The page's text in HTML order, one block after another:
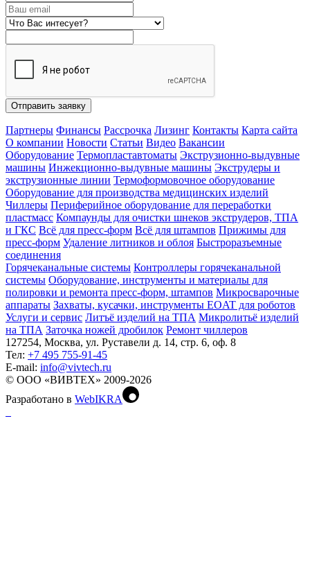
Отправить заявку
Партнеры Финансы Рассрочка Лизинг Контакты Карта сайта
О компании Новости Статьи Видео Вакансии
Оборудование Термопластавтоматы Экструзионно-выдувные
машины Инжекционно-выдувные машины Экструдеры и
экструзионные линии Термоформовочное оборудование
Оборудование для производства медицинских изделий
Чиллеры Периферийное оборудование для переработки
пластмасс Компаунды для очистки шнеков экструдеров, ТПА
и ГКС Всё для пресс-форм Всё для штампов Прижимы для
пресс-форм Удаление литников и облоя Быстроразъемные
соединения
Горячеканальные системы Контроллеры горячеканальной
системы Оборудование, инструменты и материалы для
полировки и ремонта пресс-форм, штампов Микросварочные
аппараты Захваты, кусачки, инструменты EOAT для роботов
Услуги и сервис Литъё изделий на ТПА Микролитьё изделий
на ТПА Заточка ножей дробилок Ремонт чиллеров
127254, Москва, ул. Руставели д. 14, стр. 6, оф. 8
Тел: +7 495 755-91-45
Е-mail: info@vivtech.ru
© ООО «ВИВТЕХ» 2009-2026
Разработано в WebIKRA